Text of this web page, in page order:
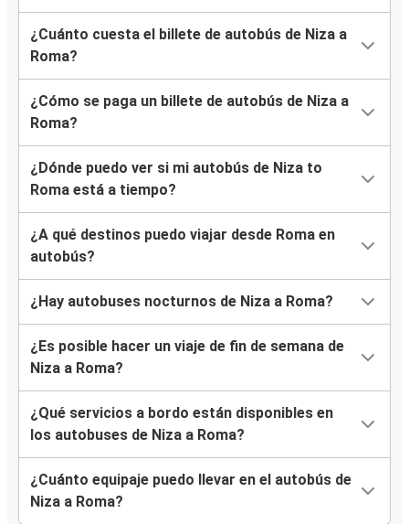
¿Cuánto cuesta el billete de autobús de Niza a
Roma?
¿Cómo se paga un billete de autobús de Niza a
Roma?
¿Dónde puedo ver si mi autobús de Niza to
Roma está a tiempo?
¿A qué destinos puedo viajar desde Roma en
autobús?
¿Hay autobuses nocturnos de Niza a Roma?
¿Es posible hacer un viaje de fin de semana de
Niza a Roma?
¿Qué servicios a bordo están disponibles en
los autobuses de Niza a Roma?
¿Cuánto equipaje puedo llevar en el autobús de
Niza a Roma?